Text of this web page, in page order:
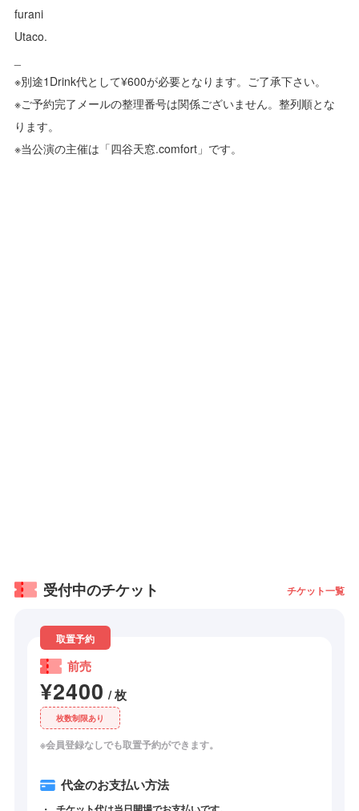
furani
Utaco.
※別途1Drink代として¥600が必要となります。ご了承下さい。
※ご予約完了メールの整理番号は関係ございません。整列順とな
ります。
※当公演の主催は「四谷天窓.comfort」です。
受付中のチケット チケット一覧
取置予約
前売
¥2400 / 枚
枚数制限あり
※会員登録なしでも取置予約ができます。
代金のお支払い方法